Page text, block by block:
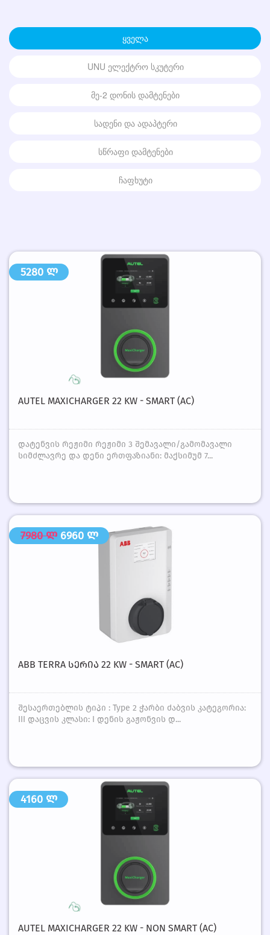
ᲧᲕᲔᲚᲐ
UNU ᲔᲚᲔᲥᲢᲠᲝ ᲡᲙᲣᲢᲔᲠᲘ
ᲛᲔ-2 ᲓᲝᲜᲘᲡ ᲓᲐᲛᲢᲔᲜᲔᲑᲘ
ᲡᲐᲓᲔᲜᲘ ᲓᲐ ᲐᲓᲐᲞᲢᲔᲠᲘ
ᲡᲬᲠᲐᲤᲘ ᲓᲐᲛᲢᲔᲜᲔᲑᲘ
ᲩᲐᲤᲮᲣᲢᲘ
5280 ლ
AUTEL MAXICHARGER 22 KW - SMART (AC)
დატენვის რეჟიმი რეჟიმი 3 შემავალი/გამომავალი
სიმძლავრე და დენი ერთფაზიანი: მაქსიმუმ 7...
7980 ლ 6960 ლ
ABB TERRA ᲡᲔᲠᲘᲐ 22 KW - SMART (AC)
შესაერთებლის ტიპი : Type 2 ჭარბი ძაბვის კატეგორია:
III დაცვის კლასი: I დენის გაჟონვის დ...
4160 ლ
AUTEL MAXICHARGER 22 KW - NON SMART (AC)